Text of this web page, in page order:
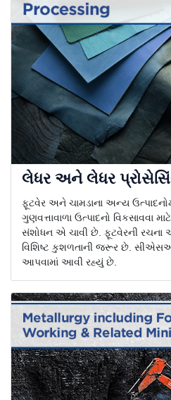
લેધર અને લેધર
ફૂટવેર અને ચામડાના અન્ય
ગુણવત્તાવાળા ઉત્પાદનો વિકસાવવા
સંશોધન એ ચાવી છે. ફૂટવેરની રચના
વિશિષ્ટ કુશળતાની જરૂર છે.
આપવામાં આવી રહ્યું છે.